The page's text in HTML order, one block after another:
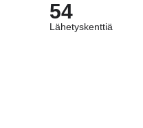
54
Lähetyskenttiä